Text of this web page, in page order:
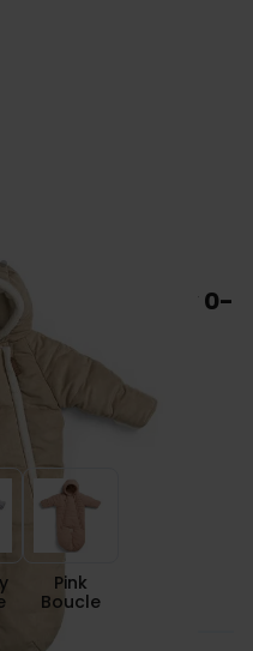
dziecięcy 0-
Sunrise
Pink Boucle
Pink
Boucle